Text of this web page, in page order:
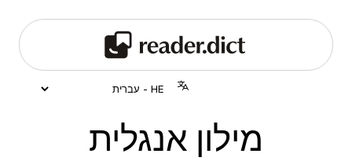
מילון אנגלית